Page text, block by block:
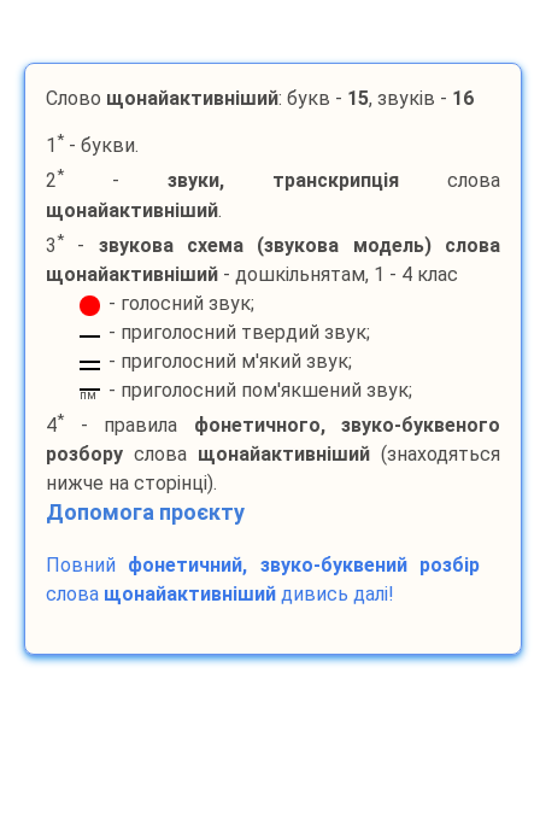
Слово щонайактивніший: букв - 15, звуків - 16
1 * - букви.
2* - звуки, транскрипція слова
щонайактивніший.
3* - звукова схема (звукова модель) слова
щонайактивніший - дошкільнятам, 1 - 4 клас
- голосний звук;
- приголосний твердий звук;
- приголосний м'який звук;
пм
- приголосний пом'якшений звук;
4* - правила фонетичного, звуко-буквеного
розбору слова щонайактивніший (знаходяться
нижче на сторінці).
Допомога проєкту
Повний фонетичний, звуко-буквений розбір
слова щонайактивніший дивись далі!